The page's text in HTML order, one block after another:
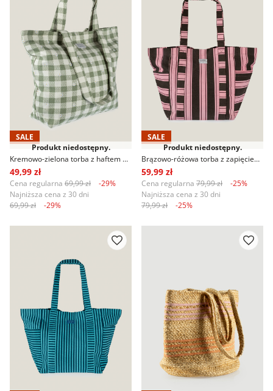
SALE
Produkt niedostępny.
Kremowo-zielona torba z haftem w stokrotki
49,99 zł
Cena regularna 69,99 zł
-29%
Najniższa cena z 30 dni
69,99 zł
-29%
SALE
Produkt niedostępny.
Brązowo-różowa torba z zapięciem na zatrzask
59,99 zł
Cena regularna 79,99 zł
-25%
Najniższa cena z 30 dni
79,99 zł
-25%